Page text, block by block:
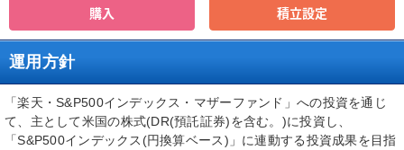
購入 積立設定
運用方針
「楽天・S&P500インデックス・マザーファンド」への投資を通じ
て、主として米国の株式(DR(預託証券)を含む。)に投資し、
「S&P500インデックス(円換算ベース)」に連動する投資成果を目指